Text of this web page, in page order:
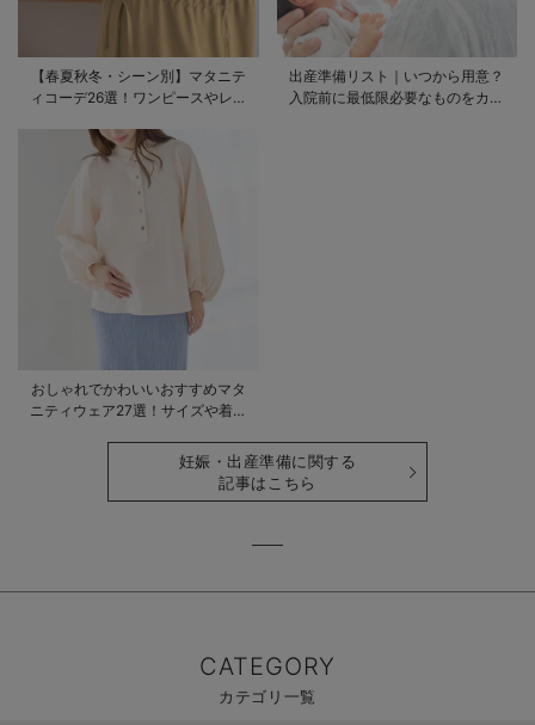
【春夏秋冬・シーン別】マタニテ
ィコーデ26選！ワンピースやレギ
出産準備リスト｜いつから用意？
入院前に最低限必要なものをカテ
おしゃれでかわいいおすすめマタ
ニティウェア27選！サイズや着る
妊娠・出産準備に関する
記事はこちら
CATEGORY
カテゴリ一覧